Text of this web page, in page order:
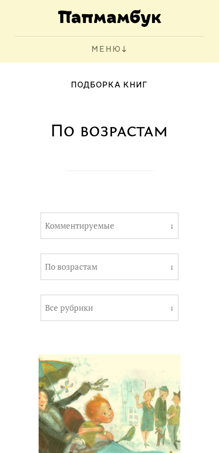
МЕНЮ
ПОДБОРКА КНИГ
По возрастам
Комментируемые ↧
По возрастам ↧
Все рубрики ↧